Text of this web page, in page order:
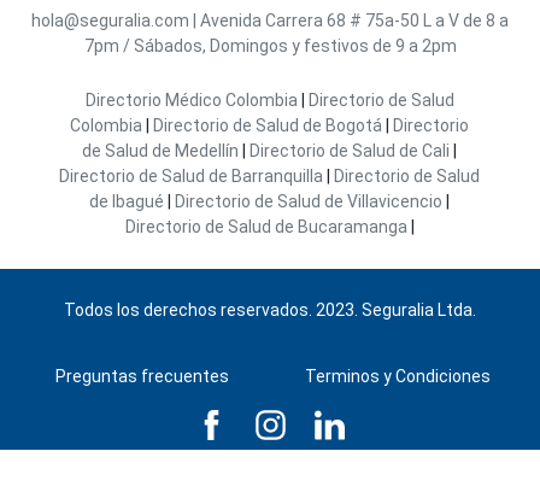
hola@seguralia.com Avenida Carrera 68 # 75a-50
L a V de 8 a
7pm / Sábados, Domingos y festivos de 9 a 2pm
Directorio Médico Colombia
Directorio de Salud
Colombia
Directorio de Salud de Bogotá
Directorio
de Salud de Medellín
Directorio de Salud de Cali
Directorio de Salud de Barranquilla
Directorio de Salud
de Ibagué
Directorio de Salud de Villavicencio
Directorio de Salud de Bucaramanga
Todos los derechos reservados. 2023. Seguralia Ltda.
Preguntas frecuentes Terminos y Condiciones